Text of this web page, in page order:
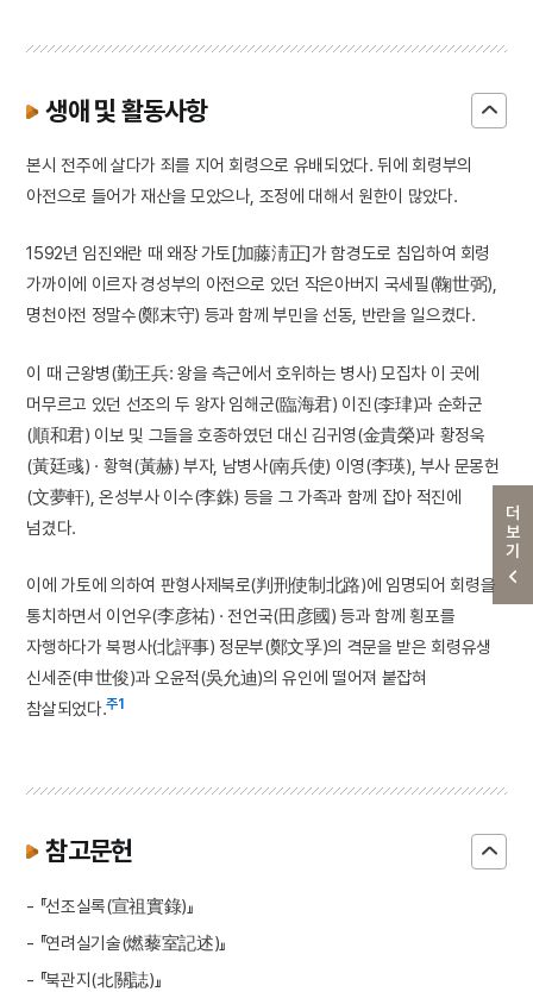
더보기
생애 및 활동사항
본시 전주에 살다가 죄를 지어 회령으로 유배되었다. 뒤에 회령부의
아전으로 들어가 재산을 모았으나, 조정에 대해서 원한이 많았다.
1592년 임진왜란 때 왜장 가토[加藤淸正]가 함경도로 침입하여 회령
가까이에 이르자 경성부의 아전으로 있던 작은아버지 국세필(鞠世弼),
명천아전 정말수(鄭末守) 등과 함께 부민을 선동, 반란을 일으켰다.
이 때 근왕병(勤王兵: 왕을 측근에서 호위하는 병사) 모집차 이 곳에
머무르고 있던 선조의 두 왕자 임해군(臨海君) 이진(李珒)과 순화군
(順和君) 이보 및 그들을 호종하였던 대신 김귀영(金貴榮)과 황정욱
(黃廷彧) · 황혁(黃赫) 부자, 남병사(南兵使) 이영(李瑛), 부사 문몽헌
(文夢軒), 온성부사 이수(李銖) 등을 그 가족과 함께 잡아 적진에
넘겼다.
이에 가토에 의하여 판형사제북로(判刑使制北路)에 임명되어 회령을
통치하면서 이언우(李彦祐) · 전언국(田彦國) 등과 함께 횡포를
자행하다가 북평사(北評事) 정문부(鄭文孚)의 격문을 받은 회령유생
신세준(申世俊)과 오윤적(吳允迪)의 유인에 떨어져 붙잡혀
참살되었다.주1
참고문헌
- 『선조실록(宣祖實錄)』
- 『연려실기술(燃藜室記述)』
- 『북관지(北關誌)』